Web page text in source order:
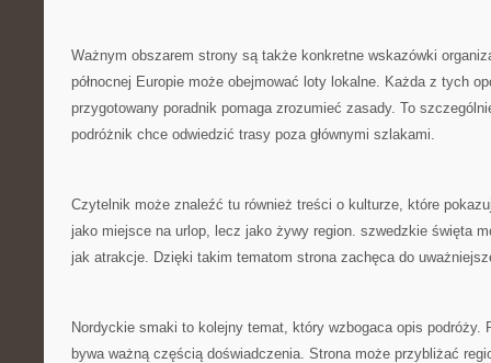
Ważnym obszarem strony są także konkretne wskazówki
północnej Europie może obejmować loty lokalne. Każda z tych
przygotowany poradnik pomaga zrozumieć zasady. To
podróżnik chce odwiedzić trasy poza głównymi szlakami.
Czytelnik może znaleźć tu również treści o kulturze, które
jako miejsce na urlop, lecz jako żywy region. szwedzkie święta
jak atrakcje. Dzięki takim tematom strona zachęca do
Nordyckie smaki to kolejny temat, który wzbogaca opis podróży.
bywa ważną częścią doświadczenia. Strona może przybliżać